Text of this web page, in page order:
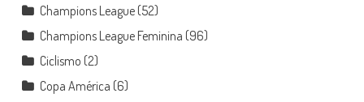
Champions League(52)
Champions League Feminina (96)
Ciclismo (2)
Copa América (6)